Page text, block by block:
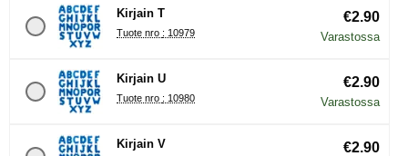
Kirjain T
Tuote nro : 10979
€2.90
Varastossa
Kirjain U
Tuote nro : 10980
€2.90
Varastossa
Kirjain V €2.90